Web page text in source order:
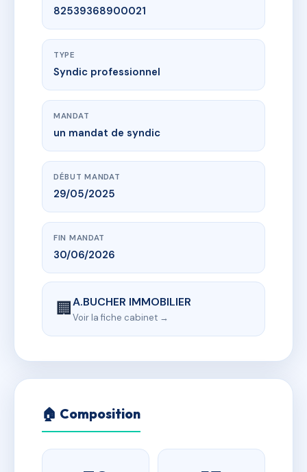
82539368900021
TYPE
Syndic professionnel
MANDAT
un mandat de syndic
DÉBUT MANDAT
29/05/2025
FIN MANDAT
30/06/2026
🏢A.BUCHER IMMOBILIER
Voir la fiche cabinet →
🏠 Composition